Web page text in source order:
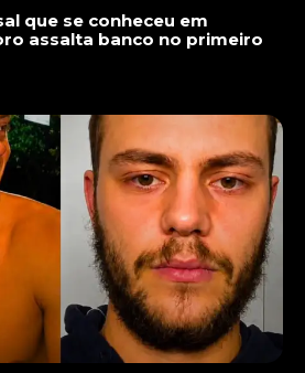
que se conheceu em
assalta banco no primeiro